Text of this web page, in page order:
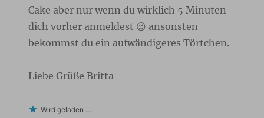
Cake aber nur wenn du wirklich 5 Minuten
dich vorher anmeldest 😉 ansonsten
bekommst du ein aufwändigeres Törtchen.
Liebe Grüße Britta
Wird geladen …